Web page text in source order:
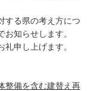
する県の考え方につ
知らせします。
申し上げます。
整備を含む建替え再